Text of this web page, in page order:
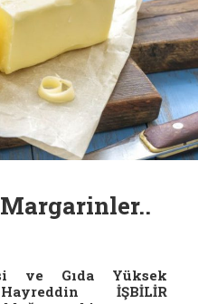
Margarinler..
ve Gıda Yüksek
İŞBİLİR